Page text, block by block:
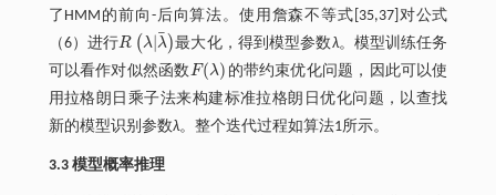
了HMM的前向-后向算法。使用詹森不等式[35,37]对公式
（6）进行R ( λ|λ
¯)
Rλ |λ¯ 最大化，得到模型参数λ。模型训练任务
可以看作对似然函数 F(λ)
F(λ)
的带约束优化问题，因此可以使
用拉格朗日乘子法来构建标准拉格朗日优化问题，以查找
新的模型识别参数λ。整个迭代过程如算法1所示。
3.3 模型概率推理